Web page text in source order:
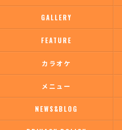
GALLERY
FEATURE
カラオケ
メニュー
NEWS&BLOG